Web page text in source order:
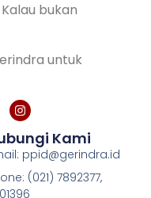
bukan
untuk
Kami
ppid@gerindra.id
(021) 7892377,